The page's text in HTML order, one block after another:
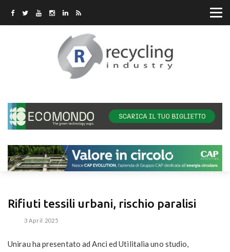
Rifiuti tessili urbani, rischio paralisi
3 April 2025
Unirau ha presentato ad Anci ed Utilitalia uno studio,